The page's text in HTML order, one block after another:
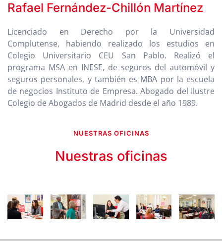
Rafael Fernández-Chillón Martínez
Licenciado en Derecho por la Universidad
Complutense, habiendo realizado los estudios en
Colegio Universitario CEU San Pablo. Realizó el
programa MSA en INESE, de seguros del automóvil y
seguros personales, y también es MBA por la escuela
de negocios Instituto de Empresa. Abogado del Ilustre
Colegio de Abogados de Madrid desde el año 1989.
NUESTRAS OFICINAS
Nuestras oficinas